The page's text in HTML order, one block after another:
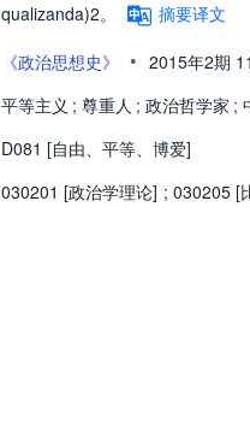
qualizanda)2。
摘要译文
《政治思想史》 • 2015年2期
平等主义 ; 尊重人 ; 政治哲学家 ;
D081 [自由、平等、博爱]
030201 [政治学理论] ; 030205 [